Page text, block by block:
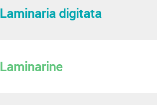
Laminaria digitata
Laminarine